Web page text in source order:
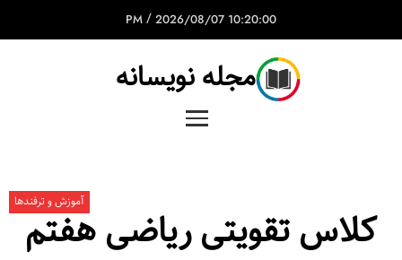
10:20:00 PM
/ 2026/08/07
مجله نویسانه
آموزش و ترفندها
کلاس تقویتی ریاضی هفتم